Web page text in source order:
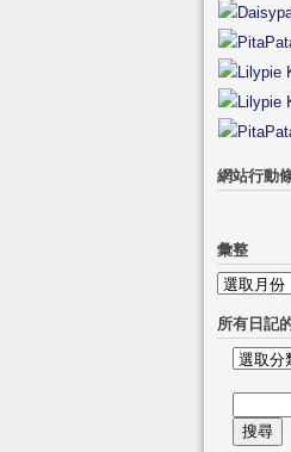
網站行動
彙整
彙
整
所有日記
所
日
記
尋